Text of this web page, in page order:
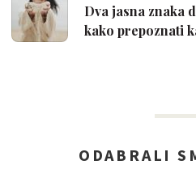
Dva jasna znaka
kako prepoznati